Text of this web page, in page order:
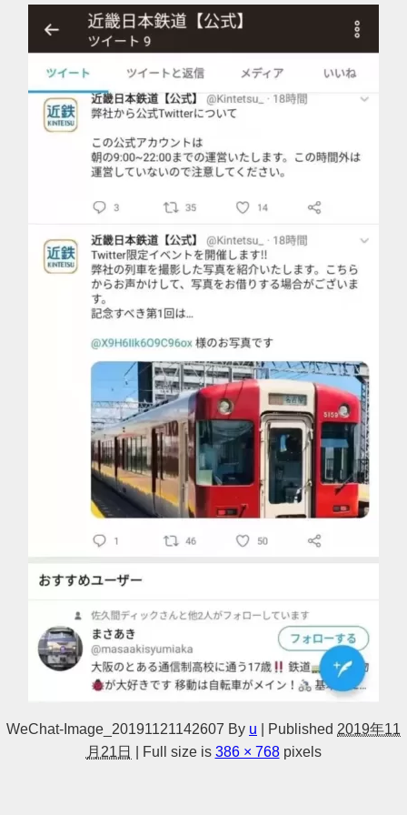
WeChat-Image_20191121142607 By u Published 2019年11
月21日
Full size is 386 × 768pixels